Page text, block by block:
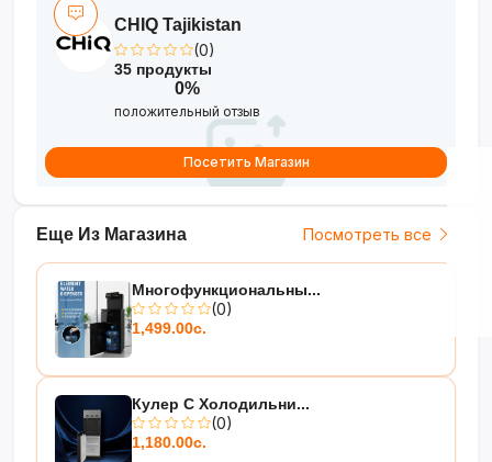
Идеальное решение для кухни с
ограниченным пространством!
Еще Из Магазина Посмотреть все
Многофункциональны...
(0)
1,499.00с.
Кулер С Холодильни...
(0)
1,180.00с.
CHIQ Tajikistan
(0)
35 продукты
0%
положительный отзыв
Посетить Магазин